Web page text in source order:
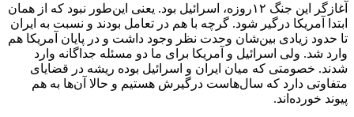
آغازگر این جنگ ۱۲روزه، اسرائیل بود. یعنی این‌طور نبود که از همان
ابتدا آمریکا درگیر شود. گرچه با هم در تعامل بودند و نسبت به ایران
تا حدود زیادی بین‌شان وحدت نظر وجود داشت و در پایان آمریکا هم
وارد شد. ولی اسرائیل و آمریکا برای ما دو مسئله جداگانه وارد
شدند. خصومتی که میان ایران و اسرائیل بوده ریشه در قضایای
متفاوتی دارد که سال‌هاست درگیرش هستیم و حالا آن‌ها به هم
پیوند خورده‌اند.